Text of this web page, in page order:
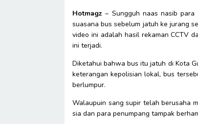
Hotmagz – Sungguh naas nasib para
suasana bus sebelum jatuh ke jurang
video ini adalah hasil rekaman CCTV
ini terjadi.
Diketahui bahwa bus itu jatuh di Kota
keterangan kepolisian lokal, bus
berlumpur.
Walaupuin sang supir telah berusaha
sia dan para penumpang tampak